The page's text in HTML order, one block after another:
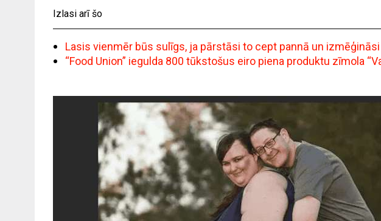
Izlasi arī šo
Lasis vienmēr būs sulīgs, ja pārstāsi to cept pannā un
“Food Union” iegulda 800 tūkstošus eiro piena produktu zīmola